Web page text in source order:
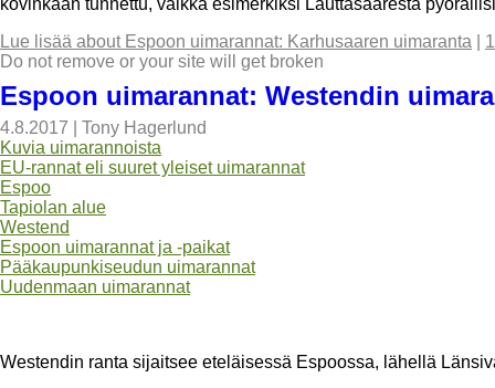
Lue lisää about Espoon uimarannat: Karhusaaren uimaranta
Do not remove or your site will get broken
Espoon uimarannat: Westendin
4.8.2017
Tony Hagerlund
Kuvia uimarannoista
EU-rannat eli suuret yleiset uimarannat
Espoo
Tapiolan alue
Westend
Espoon uimarannat ja -paikat
Pääkaupunkiseudun uimarannat
Uudenmaan uimarannat
Westendin ranta sijaitsee eteläisessä Espoossa, lähellä